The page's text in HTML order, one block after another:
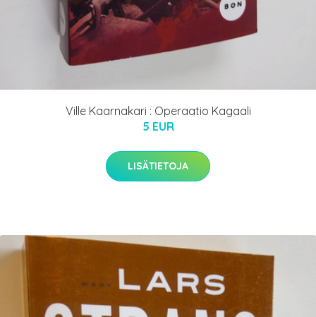
Ville Kaarnakari : Operaatio Kagaali
5 EUR
LISÄTIETOJA